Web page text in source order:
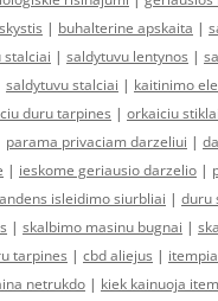
| buhalterine apskaita |
stalciai | saldytuvu lentynos |
saldytuvu stalciai | kaitinimo
duru tarpines | orkaiciu stiklai
parama privaciam darzeliui |
| ieskome geriausio darzelio |
isleidimo siurbliai | duru
| skalbimo masinu bugnai |
tarpines | cbd aliejus |
netrukdo | kiek kainuoja